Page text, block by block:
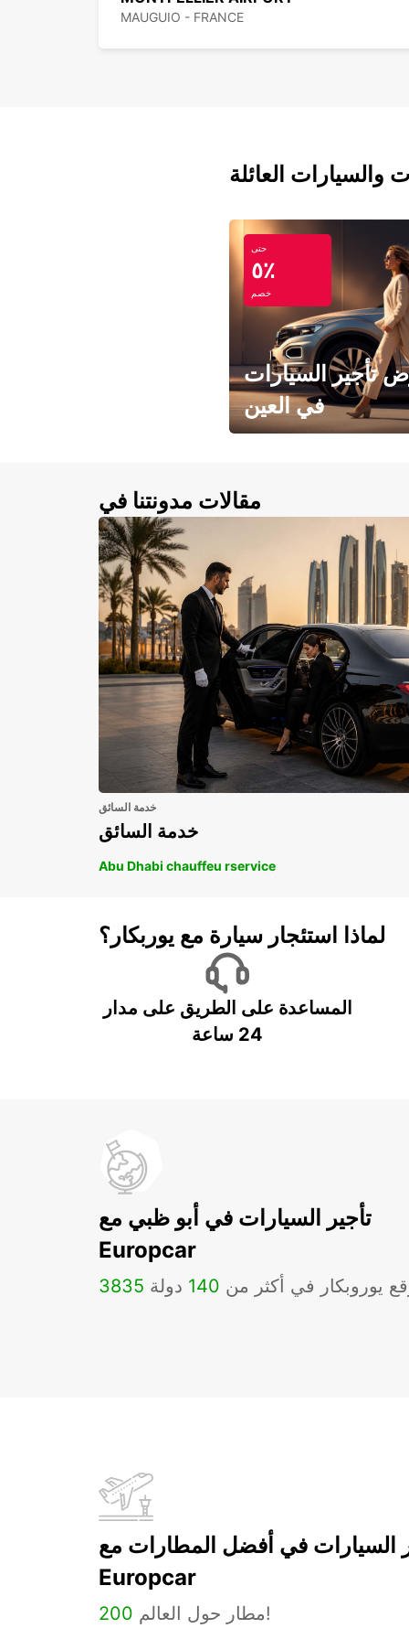
MAUGUIO - FRANCE
والسيارات العائلة
حتى
٥٪
خصم
تأجير السيارات
في العين
مقالات مدونتنا في
خدمة السائق
خدمة السائق
Abu Dhabi chauffeu rservice
لماذا استئجار سيارة مع يوربكار؟
المساعدة على الطريق على مدار
24 ساعة
تأجير السيارات في أبو ظبي مع
Europcar
3835 يوروبكار في أكثر من 140 دولة
السيارات في أفضل المطارات مع
Europcar
200 مطار حول العالم!